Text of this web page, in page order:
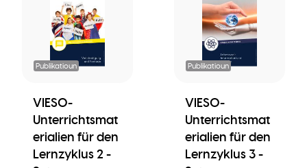
Publikatioun
VIESO-
Unterrichtsmat
erialien für den
Lernzyklus 2 -
Publikatioun
VIESO-
Unterrichtsmat
erialien für den
Lernzyklus 3 -